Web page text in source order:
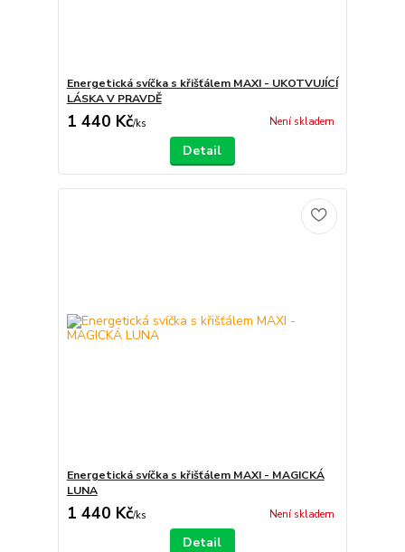
Energetická svíčka s křišťálem MAXI - UKOTVUJÍCÍ
LÁSKA V PRAVDĚ
1 440 Kč/ks Není skladem
Detail
Energetická svíčka s křišťálem MAXI - MAGICKÁ
LUNA
1 440 Kč/ks Není skladem
Detail